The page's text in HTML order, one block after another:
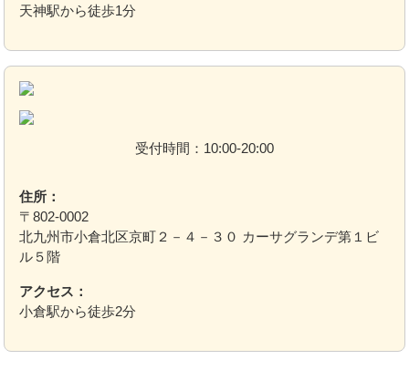
天神駅から徒歩1分
受付時間：10:00-20:00
住所：
〒802-0002
北九州市小倉北区京町２－４－３０ カーサグランデ第１ビ
ル５階
アクセス：
小倉駅から徒歩2分